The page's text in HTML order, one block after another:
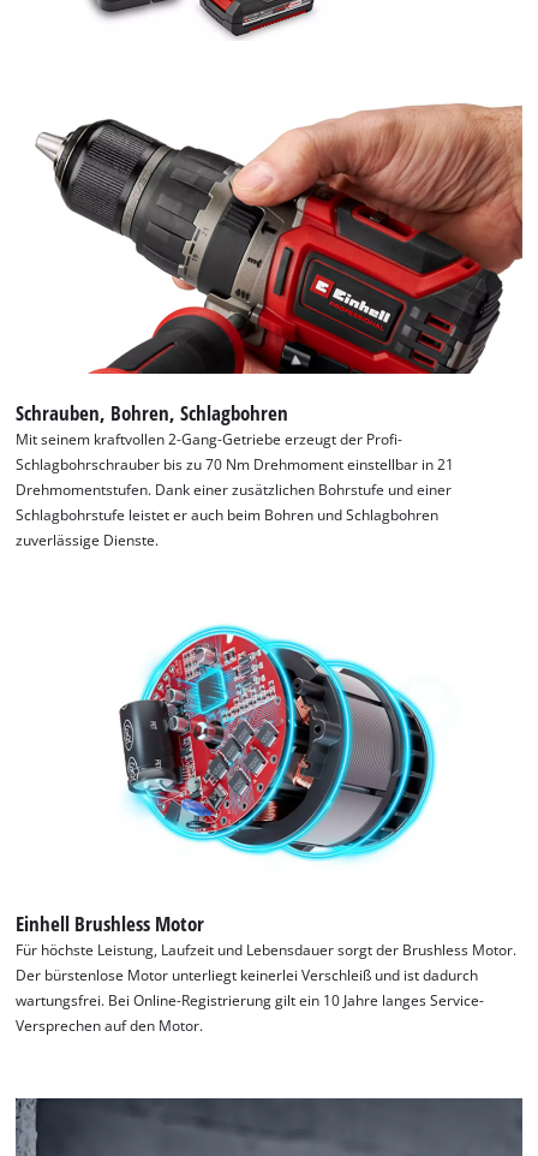
Schrauben, Bohren, Schlagbohren
Mit seinem kraftvollen 2-Gang-Getriebe erzeugt der Profi-
Schlagbohrschrauber bis zu 70 Nm Drehmoment einstellbar in 21
Drehmomentstufen. Dank einer zusätzlichen Bohrstufe und einer
Schlagbohrstufe leistet er auch beim Bohren und Schlagbohren
zuverlässige Dienste.
Einhell Brushless Motor
Für höchste Leistung, Laufzeit und Lebensdauer sorgt der Brushless Motor.
Der bürstenlose Motor unterliegt keinerlei Verschleiß und ist dadurch
wartungsfrei. Bei Online-Registrierung gilt ein 10 Jahre langes Service-
Versprechen auf den Motor.